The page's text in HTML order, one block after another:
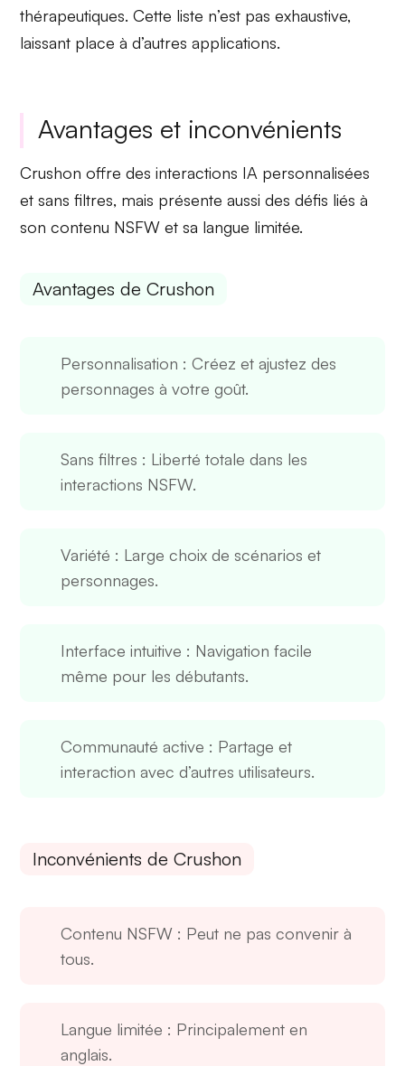
thérapeutiques. Cette liste n’est pas exhaustive,
laissant place à d’autres applications.
Avantages et inconvénients
Crushon offre des interactions IA personnalisées
et sans filtres, mais présente aussi des défis liés à
son contenu NSFW et sa langue limitée.
Avantages de Crushon
Personnalisation : Créez et ajustez des
personnages à votre goût.
Sans filtres : Liberté totale dans les
interactions NSFW.
Variété : Large choix de scénarios et
personnages.
Interface intuitive : Navigation facile
même pour les débutants.
Communauté active : Partage et
interaction avec d’autres utilisateurs.
Inconvénients de Crushon
Contenu NSFW : Peut ne pas convenir à
tous.
Langue limitée : Principalement en
anglais.